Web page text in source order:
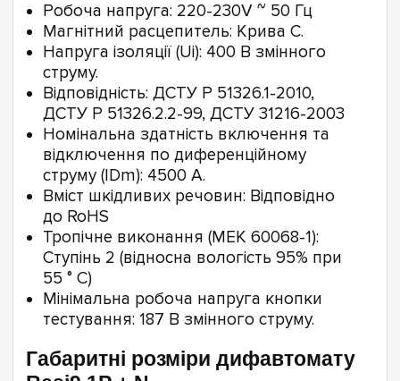
Робоча напруга: 220-230V ~ 50 Гц
Магнітний расцепитель: Крива С.
Напруга ізоляції (Ui): 400 В змінного
струму.
Відповідність: ДСТУ Р 51326.1-2010,
ДСТУ Р 51326.2.2-99, ДСТУ 31216-2003
Номінальна здатність включення та
відключення по диференційному
струму (IDm): 4500 А.
Вміст шкідливих речовин: Відповідно
до RoHS
Тропічне виконання (МЕК 60068-1):
Ступінь 2 (відносна вологість 95% при
55 ° C)
Мінімальна робоча напруга кнопки
тестування: 187 В змінного струму.
Габаритні розміри дифавтомату